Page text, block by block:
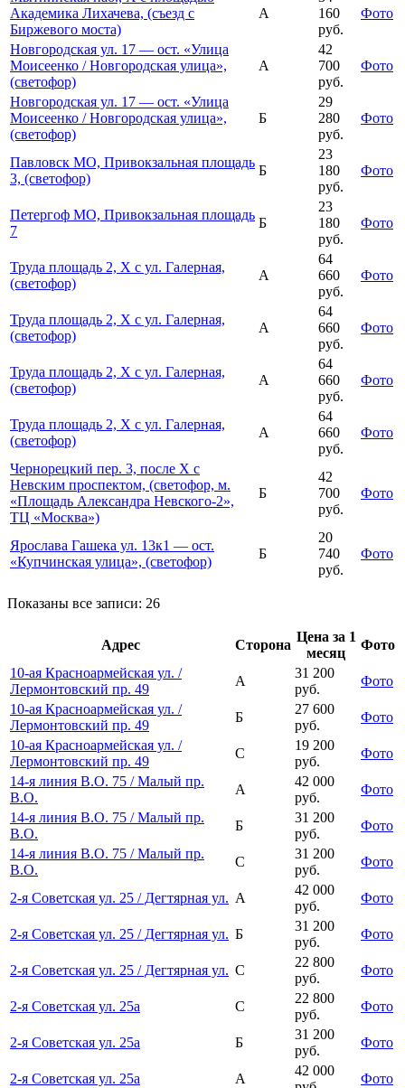
Академика Лихачева, (съезд с
Биржевого моста)
А
160
руб.
Фото
Новгородская ул. 17 — ост. «Улица
Моисеенко / Новгородская улица»,
(светофор)
А
42
700
руб.
Фото
Новгородская ул. 17 — ост. «Улица
Моисеенко / Новгородская улица»,
(светофор)
Б
29
280
руб.
Фото
Павловск МО, Привокзальная площадь
3, (светофор)
Б
23
180
руб.
Фото
Петергоф МО, Привокзальная площадь
7
Б
23
180
руб.
Фото
Труда площадь 2, Х с ул. Галерная,
(светофор)
А
64
660
руб.
Фото
Труда площадь 2, Х с ул. Галерная,
(светофор)
А
64
660
руб.
Фото
Труда площадь 2, Х с ул. Галерная,
(светофор)
А
64
660
руб.
Фото
Труда площадь 2, Х с ул. Галерная,
(светофор)
А
64
660
руб.
Фото
Чернорецкий пер. 3, после Х с
Невским проспектом, (светофор, м.
«Площадь Александра Невского-2»,
ТЦ «Москва»)
Б
42
700
руб.
Фото
Ярослава Гашека ул. 13к1 — ост.
«Купчинская улица», (светофор)
Б
20
740
руб.
Фото
Показаны все записи: 26
Адрес Сторона
Цена за 1
месяц
Фото
10-ая Красноармейская ул. /
Лермонтовский пр. 49
А
31 200
руб.
Фото
10-ая Красноармейская ул. /
Лермонтовский пр. 49
Б
27 600
руб.
Фото
10-ая Красноармейская ул. /
Лермонтовский пр. 49
С
19 200
руб.
Фото
14-я линия В.О. 75 / Малый пр.
В.О.
А
42 000
руб.
Фото
14-я линия В.О. 75 / Малый пр.
В.О.
Б
31 200
руб.
Фото
14-я линия В.О. 75 / Малый пр.
В.О.
С
31 200
руб.
Фото
2-я Советская ул. 25 / Дегтярная ул. А
42 000
руб.
Фото
2-я Советская ул. 25 / Дегтярная ул. Б
31 200
руб.
Фото
2-я Советская ул. 25 / Дегтярная ул. С
22 800
руб.
Фото
2-я Советская ул. 25а С
22 800
руб.
Фото
2-я Советская ул. 25а Б
31 200
руб.
Фото
2-я Советская ул. 25а А
42 000
Фото